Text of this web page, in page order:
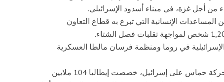
من أجل غزة، في ميناء أسدود الإسرائيلي.
خاصة و 15 طناً إضافياً من المساعدات الإنسانية التي تبرع به قطاع التعاون
في روما ومنظمة فرسان مالطا العسكرية
جدير بالذكر أنه منذ هجوم 7 أكتوبر 2023 الذي شنته حركة حماس على إسرائيل، خصصت إيطاليا 104 ملايين